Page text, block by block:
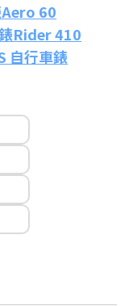
60
Rider 410
自行車錶